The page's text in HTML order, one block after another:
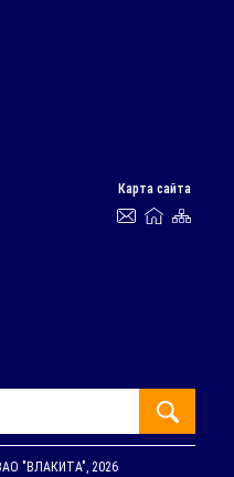
Карта сайта
Искать
"ВЛАКИТА", 2026